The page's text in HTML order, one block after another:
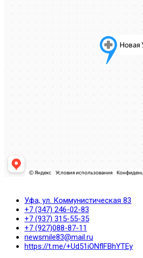
Уфа, ул. Коммунистическая 83
+7 (347) 246-02-83
+7 (937) 315-55-35
+7 (927)088-87-11
newsmile83@mail.ru
https://t.me/+Ud51iONflFBhYTEy